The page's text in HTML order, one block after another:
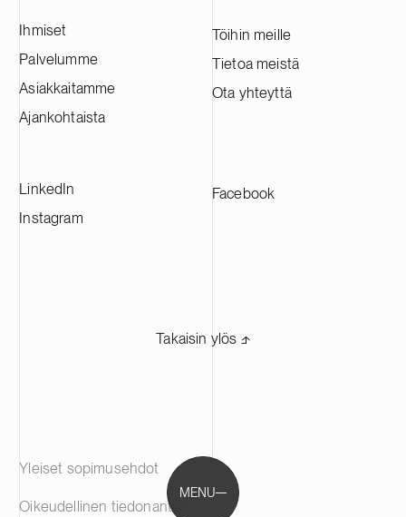
MENU
Ihmiset
Palvelumme
Asiakkaitamme
Ajankohtaista
Töihin meille
Tietoa meistä
Ota yhteyttä
LinkedIn
Instagram
Facebook
Takaisin ylös ⬏
Yleiset sopimusehdot
Oikeudellinen tiedonanto